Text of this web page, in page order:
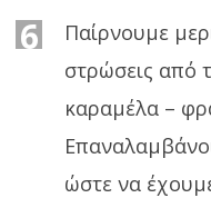
6
Παίρνουμε
στρώσεις από
καραμέλα –
ώστε να